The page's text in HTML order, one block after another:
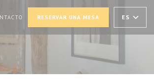
NUEVA VENTANA))RESERVAR UNA MESA ES